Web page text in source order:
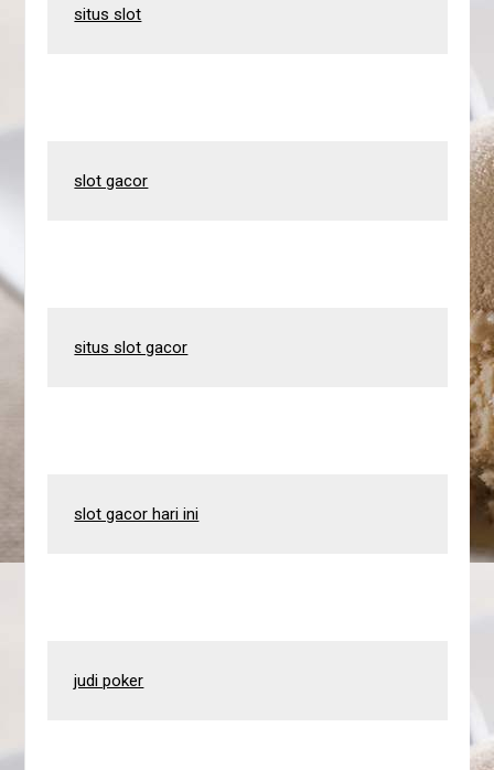
situs slot
slot gacor
situs slot gacor
slot gacor hari ini
judi poker